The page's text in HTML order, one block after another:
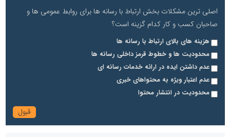
اصلی ترین مشکلات بخش ارتباط با رسانه ها برای روابط عمومی ها و
صاحبان کسب و کار کدام گزینه است؟
هزینه های بالای ارتباط با رسانه ها
محدودیت ها و خطوط قرمز داخلی رسانه ها
عدم داشتن ایده در ارائه خدمات رسانه ای
عدم اعتبار ویژه به محتواهای خبری
محدودیت در انتشار محتوا